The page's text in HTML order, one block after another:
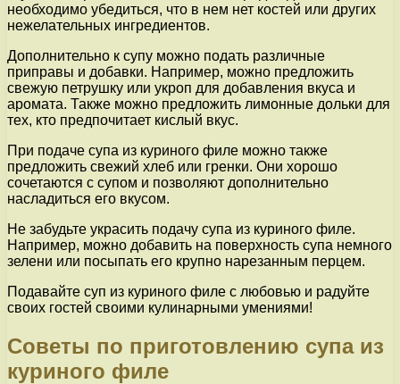
необходимо убедиться, что в нем нет костей или других
нежелательных ингредиентов.
Дополнительно к супу можно подать различные
приправы и добавки. Например, можно предложить
свежую петрушку или укроп для добавления вкуса и
аромата. Также можно предложить лимонные дольки для
тех, кто предпочитает кислый вкус.
При подаче супа из куриного филе можно также
предложить свежий хлеб или гренки. Они хорошо
сочетаются с супом и позволяют дополнительно
насладиться его вкусом.
Не забудьте украсить подачу супа из куриного филе.
Например, можно добавить на поверхность супа немного
зелени или посыпать его крупно нарезанным перцем.
Подавайте суп из куриного филе с любовью и радуйте
своих гостей своими кулинарными умениями!
Советы по приготовлению супа из
куриного филе